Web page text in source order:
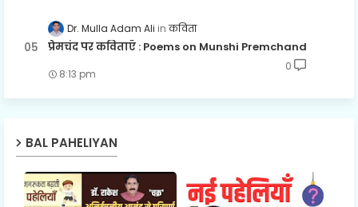
Dr. Mulla Adam Ali कविता
प्रेमचंद पर कविताएँ : Poems on Munshi Premchand
8:13 pm
0
BAL PAHELIYAN